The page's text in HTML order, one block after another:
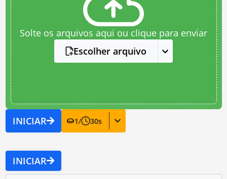
Solte os arquivos aqui ou clique para enviar
Escolher arquivo
INICIAR 1/ 30s
INICIAR